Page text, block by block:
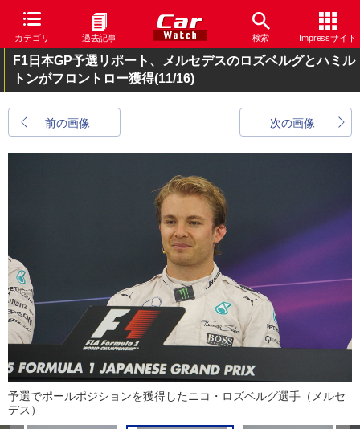
カテゴリ 過去記事 検索 Impressサイト
F1日本GP予選リポート、メルセデスのロズベルグとハミル
トンがフロントロー獲得(11/16)
前の画像 次の画像
予選でポールポジションを獲得したニコ・ロズベルグ選手（メルセ
デス）